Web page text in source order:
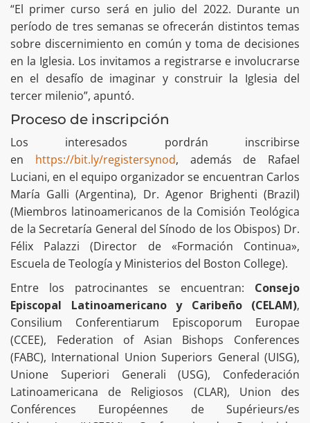
“El primer curso será en julio del 2022. Durante un
período de tres semanas se ofrecerán distintos temas
sobre discernimiento en común y toma de decisiones
en la Iglesia. Los invitamos a registrarse e involucrarse
en el desafío de imaginar y construir la Iglesia del
tercer milenio”, apuntó.
Proceso de inscripción
Los interesados pordrán inscribirse
en https://bit.ly/registersynod, además de Rafael
Luciani, en el equipo organizador se encuentran Carlos
María Galli (Argentina), Dr. Agenor Brighenti (Brazil)
(Miembros latinoamericanos de la Comisión Teológica
de la Secretaría General del Sínodo de los Obispos) Dr.
Félix Palazzi (Director de «Formación Continua»,
Escuela de Teología y Ministerios del Boston College).
Entre los patrocinantes se encuentran: Consejo
Episcopal Latinoamericano y Caribeño (CELAM),
Consilium Conferentiarum Episcoporum Europae
(CCEE), Federation of Asian Bishops Conferences
(FABC), International Union Superiors General (UISG),
Unione Superiori Generali (USG), Confederación
Latinoamericana de Religiosos (CLAR), Union des
Conférences Européennes de Supérieurs/es